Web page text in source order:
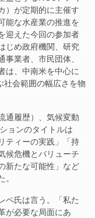
）が定期的に主催す
能な水産業の推進を
迎えた今回の参加者
じめ政府機関、研究
業者、市民団体、
は、中南米を中心に
社会範囲の幅広さを物
通履歴）、気候変動
ョンのタイトルは
ティーの実践」「持
候危機とバリューチ
新たな可能性」など
ペ氏は言う。「私た
が必要な局面にあ